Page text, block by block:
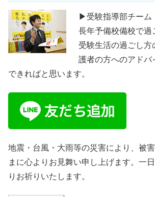
▶受験指導部チーム
長年予備校備校で過
受験生活の過ごし方
護者の方へのアドバ
できればと思います。
地震・台風・大雨等の災害により、被
まに心よりお見舞い申し上げます。一
りお祈りいたします。